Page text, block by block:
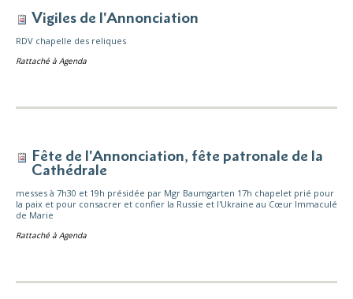
Vigiles de l'Annonciation
RDV chapelle des reliques
Rattaché à Agenda
Fête de l'Annonciation, fête patronale de la
Cathédrale
messes à 7h30 et 19h présidée par Mgr Baumgarten 17h chapelet prié pour
la paix et pour consacrer et confier la Russie et l'Ukraine au Cœur Immaculé
de Marie
Rattaché à Agenda